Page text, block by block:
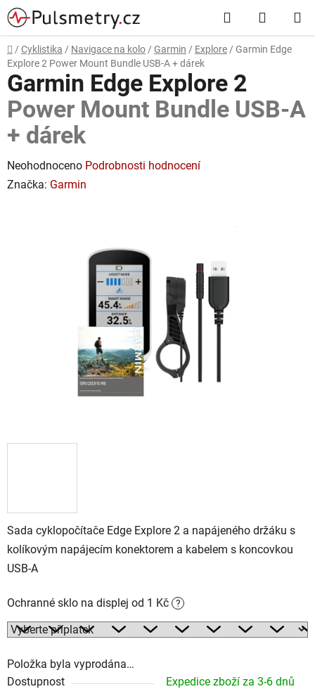
Přejít
na
obsah
Hledat
KOŠÍK
Domů
/ Cyklistika / Navigace na kolo / Garmin / Explore / Garmin Edge
Explore 2 Power Mount Bundle USB-A + dárek
Sada cyklopočítače Edge Explore 2 a napájeného držáku s
kolíkovým napájecím konektorem a kabelem s koncovkou
USB-A
Ochranné sklo na displej od 1 Kč ?
Položka byla vyprodána…
Dostupnost
Expedice zboží za 3-6 dnů
Garmin Edge Explore 2
Power Mount Bundle USB-A
+ dárek
Průměrné
hodnocení
Neohodnoceno Podrobnosti hodnocení
Značka: Garmin